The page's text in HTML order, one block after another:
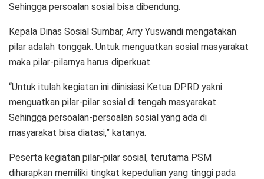
Sehingga persoalan sosial bisa dibendung.
Kepala Dinas Sosial Sumbar, Arry Yuswandi mengatakan
pilar adalah tonggak. Untuk menguatkan sosial masyarakat
maka pilar-pilarnya harus diperkuat.
“Untuk itulah kegiatan ini diinisiasi Ketua DPRD yakni
menguatkan pilar-pilar sosial di tengah masyarakat.
Sehingga persoalan-persoalan sosial yang ada di
masyarakat bisa diatasi,” katanya.
Peserta kegiatan pilar-pilar sosial, terutama PSM
diharapkan memiliki tingkat kepedulian yang tinggi pada